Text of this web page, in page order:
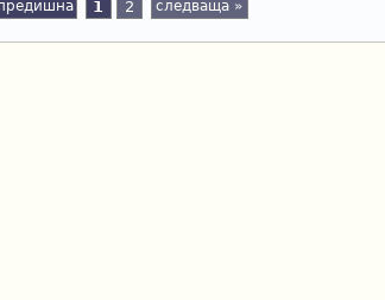
1 2 следваща »